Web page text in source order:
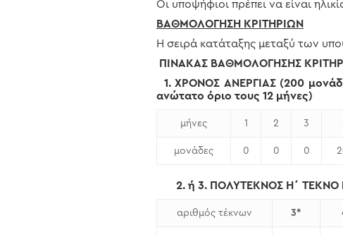
Οι υποψήφιοι πρέπει να είναι
ΒΑΘΜΟΛΟΓΗΣΗ ΚΡΙΤΗΡΙΩΝ
Η σειρά κατάταξης μεταξύ των
ΠΙΝΑΚΑΣ ΒΑΘΜΟΛΟΓΗΣΗΣ
1. ΧΡΟΝΟΣ ΑΝΕΡΓΙΑΣ (200
ανώτατο όριο τους 12 μήνες)
μήνες 1 2 3
μονάδες 0 0 0
2. ή 3. ΠΟΛΥΤΕΚΝΟΣ Η΄ ΤΕΚΝΟ
αριθμός τέκνων 3*